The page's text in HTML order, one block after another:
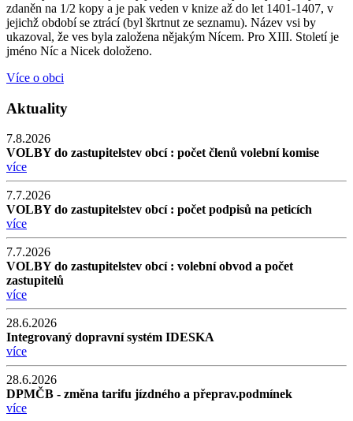
zdaněn na 1/2 kopy a je pak veden v knize až do let 1401-1407, v
jejichž období se ztrácí (byl škrtnut ze seznamu). Název vsi by
ukazoval, že ves byla založena nějakým Nícem. Pro XIII. Století je
jméno Níc a Nicek doloženo.
Více o obci
Aktuality
7.8.2026
VOLBY do zastupitelstev obcí : počet členů volební komise
více
7.7.2026
VOLBY do zastupitelstev obcí : počet podpisů na peticích
více
7.7.2026
VOLBY do zastupitelstev obcí : volební obvod a počet
zastupitelů
více
28.6.2026
Integrovaný dopravní systém IDESKA
více
28.6.2026
DPMČB - změna tarifu jízdného a přeprav.podmínek
více